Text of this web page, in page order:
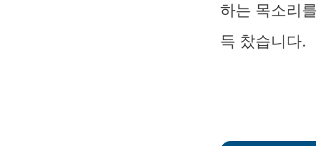
하는 목소리
득 찼습니다.